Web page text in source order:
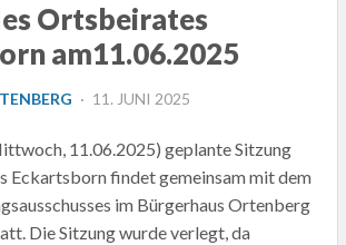
Ortsbeirates
am11.06.2025
POSTED
11. JUNI 2025
11.06.2025) geplante Sitzung
Eckartsborn findet gemeinsam mit dem
im Bürgerhaus Ortenberg
Die Sitzung wurde verlegt, da